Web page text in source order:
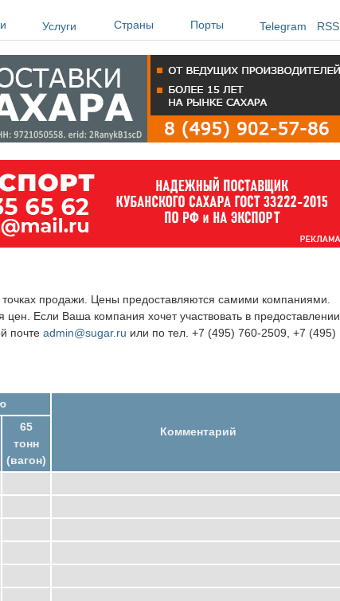
Услуги Страны Порты Telegram RSS
продажи. Цены предоставляются самими компаниями.
цен. Если Ваша компания хочет участвовать в предоставлении
почте admin@sugar.ru или по тел. +7 (495) 760-2509, +7 (495)
Комментарий
65
тонн
(вагон)